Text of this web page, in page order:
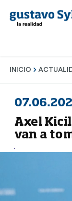
INICIO
Axel
van a